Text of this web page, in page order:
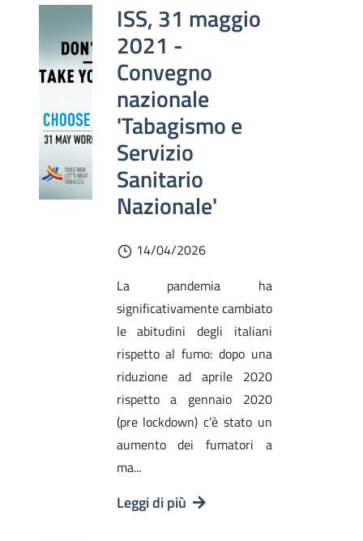
ISS, 31 maggio
2021 -
Convegno
nazionale
'Tabagismo e
Servizio
Sanitario
Nazionale'
14/04/2026
La pandemia ha
significativamente cambiato
le abitudini degli italiani
rispetto al fumo: dopo una
riduzione ad aprile 2020
rispetto a gennaio 2020
(pre lockdown) c’è stato un
aumento dei fumatori a
ma...
Leggi di più